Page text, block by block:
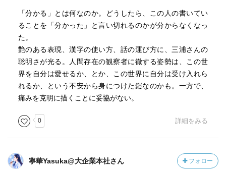
「分かる」とは何なのか。どうしたら、この人の書いてい
ることを「分かった」と言い切れるのかが分からなくなっ
た。
艶のある表現、漢字の使い方、話の運び方に、三浦さんの
聡明さが光る。人間存在の観察者に徹する姿勢は、この世
界を自分は愛せるか、とか、この世界に自分は受け入れら
れるか、という不安から身につけた鎧なのかも。一方で、
痛みを克明に描くことに妥協がない。
0 詳細をみる
寧華Yasuka@大企業本社さん フォロー